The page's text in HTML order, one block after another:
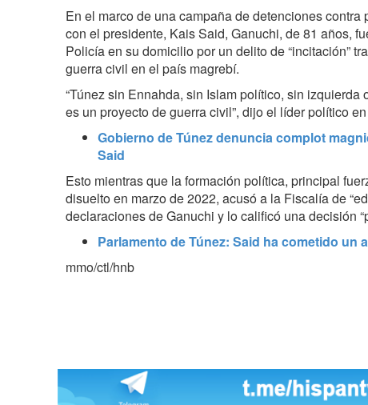
En el marco de una campaña de detenciones
con el presidente, Kais Said, Ganuchi, de 81 años,
Policía en su domicilio por un delito de “incitación”
guerra civil en el país magrebí.
“Túnez sin Ennahda, sin Islam político, sin izquierda
es un proyecto de guerra civil”, dijo el líder político
Gobierno de Túnez denuncia complot
Said
Esto mientras que la formación política, principal
disuelto en marzo de 2022, acusó a la Fiscalía de
declaraciones de Ganuchi y lo calificó una decisión
Parlamento de Túnez: Said ha cometido un
mmo/ctl/hnb